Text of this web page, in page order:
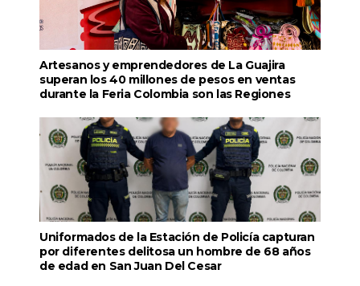
Artesanos y emprendedores de La Guajira
superan los 40 millones de pesos en ventas
durante la Feria Colombia son las Regiones
Uniformados de la Estación de Policía capturan
por diferentes delitosa un hombre de 68 años
de edad en San Juan Del Cesar